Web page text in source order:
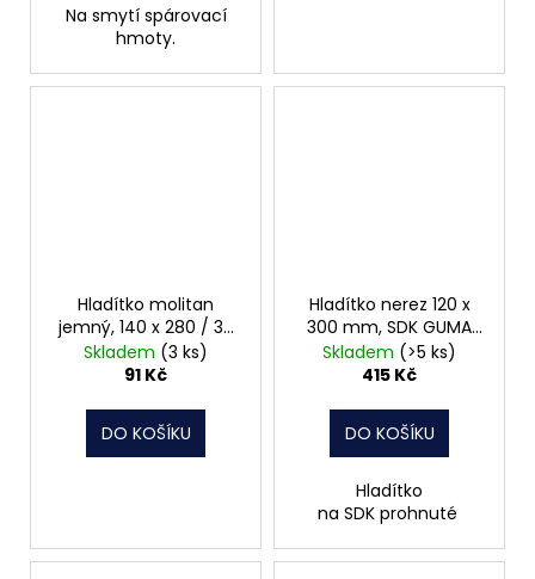
Na smytí spárovací
hmoty.
Hladítko molitan
jemný, 140 x 280 / 30
mm, 066424
Skladem (3 ks)
91 Kč
DO KOŠÍKU
Hladítko nerez 120 x
300 mm, SDK GUMA
062465
Skladem (>5 ks)
415 Kč
DO KOŠÍKU
Hladítko
na SDK prohnuté